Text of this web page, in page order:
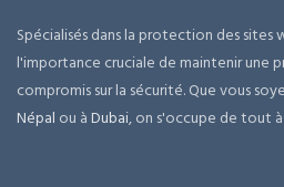
Spécialisés dans la protection des sites
l'importance cruciale de maintenir une
compromis sur la sécurité. Que vous
Népal ou àDubai, on s'occupe de tout